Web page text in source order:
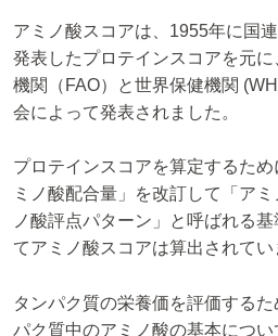
アミノ酸スコアは、1955年に国
発表したプロテインスコアを元
機関（FAO）と世界保健機関
会によって発表されました。
プロテインスコアを算定するた
ミノ酸配合量」を改訂して「ア
ノ酸評点パターン」と呼ばれる
てアミノ酸スコアは算出されてい
タンパク質の栄養価を評価する
パク質中のアミノ酸の基本につ